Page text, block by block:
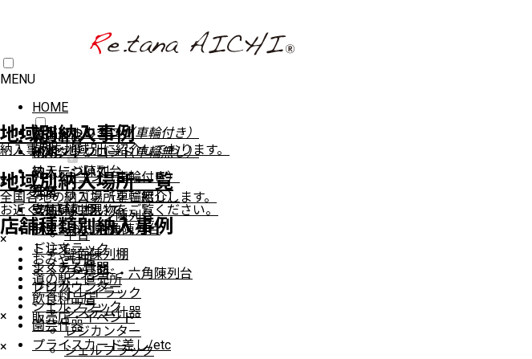
MENU
HOME
商品一覧
ワゴン（車輪付き）
ワゴン（車輪無し）
ステージ陳列台
平台
壁面陳列棚
ラウンド・六角陳列台
トレイラック
システム什器
レジカンター
シェルフラック
イベントワゴン（車輪付き）
イベントワゴン（車輪無し）
ステージ陳列台
平台
壁面陳列棚
ラウンド・六角陳列台
トレイラック
システム什器
レジカウンター
シェルフラック
園芸什器
プライスカード差し/etc
地域別納入事例
納入事例を地域別に紹介しております。
地域別納入場所一覧
全国各地の納入場所をご紹介します。
お近くの店舗で現物をご覧ください。
店舗種類別納入事例
おみやげ店
道の駅・直売所
飲食料品店
販売店・イベント
×
製品について
納期
納入について
注文
支払いについて
×
製品について
納期
納入について
注文
支払いについて
FAXでのお見積り
ご注文
よくある質問
ブログ
×
デジタルカタログ
PDFダウンロード
×